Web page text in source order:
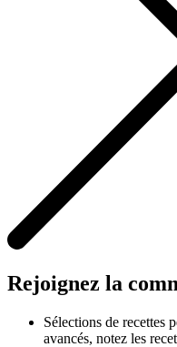
Rejoignez la
Sélections de recettes
avancés, notez les